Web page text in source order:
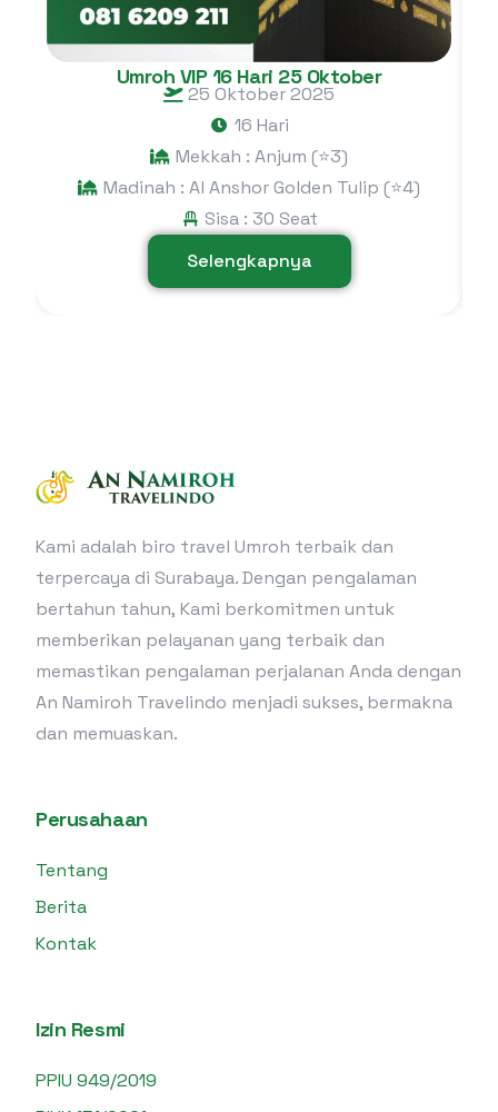
Umroh VIP 16 Hari 25 Oktober
25 Oktober 2025
16 Hari
Mekkah : Anjum (⭐3)
Madinah : Al Anshor Golden Tulip (⭐4)
Sisa : 30 Seat
Selengkapnya
Kami adalah biro travel Umroh terbaik dan
terpercaya di Surabaya. Dengan pengalaman
bertahun tahun, Kami berkomitmen untuk
memberikan pelayanan yang terbaik dan
memastikan pengalaman perjalanan Anda dengan
An Namiroh Travelindo menjadi sukses, bermakna
dan memuaskan.
Perusahaan
Tentang
Berita
Kontak
Izin Resmi
PPIU 949/2019